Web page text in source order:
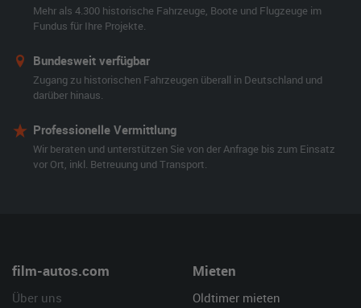
Mehr als 4.300 historische Fahrzeuge, Boote und Flugzeuge im
Fundus für Ihre Projekte.
Bundesweit verfügbar
Zugang zu historischen Fahrzeugen überall in Deutschland und
darüber hinaus.
Professionelle Vermittlung
Wir beraten und unterstützen Sie von der Anfrage bis zum Einsatz
vor Ort, inkl. Betreuung und Transport.
film-autos.com
Über uns
Mieten
Oldtimer mieten